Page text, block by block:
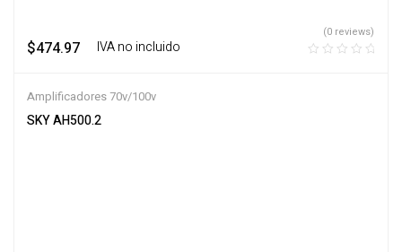
$474.97 ‎ ‎ ‎ IVA no incluido
(0 reviews)
Amplificadores 70v/100v
SKY AH500.2